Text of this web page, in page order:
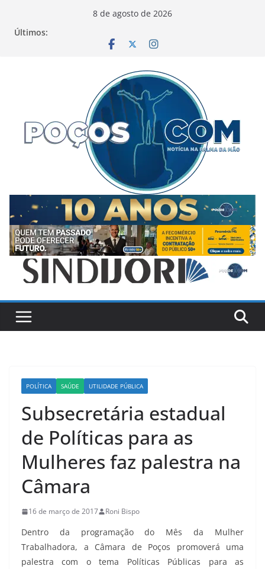
8 de agosto de 2026
Últimos:
POLÍTICA SAÚDE UTILIDADE PÚBLICA
Subsecretária estadual
de Políticas para as
Mulheres faz palestra na
Câmara
16 de março de 2017 Roni Bispo
Dentro da programação do Mês da Mulher
Trabalhadora, a Câmara de Poços promoverá uma
palestra com o tema Políticas Públicas para as